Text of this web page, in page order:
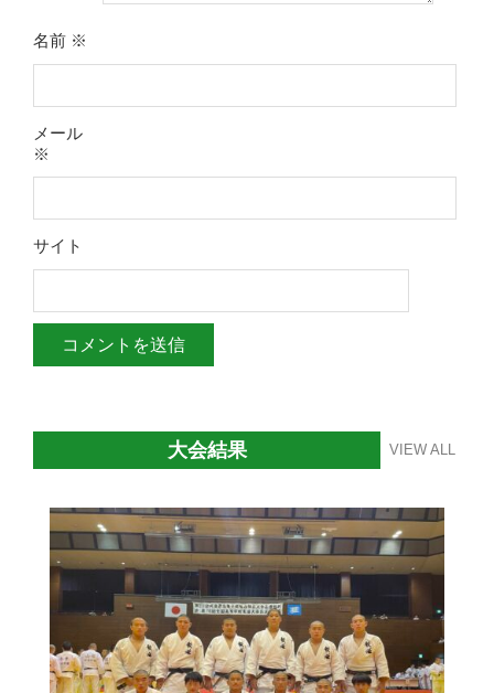
名前 ※
メール
※
サイト
大会結果 VIEW ALL